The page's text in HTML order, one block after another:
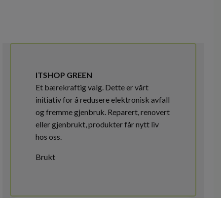
ITSHOP GREEN
Et bærekraftig valg. Dette er vårt
initiativ for å redusere elektronisk avfall
og fremme gjenbruk. Reparert, renovert
eller gjenbrukt, produkter får nytt liv
hos oss.
Brukt